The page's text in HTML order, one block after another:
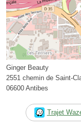
Ginger Beauty
2551 chemin de Saint-
06600 Antibes
Trajet